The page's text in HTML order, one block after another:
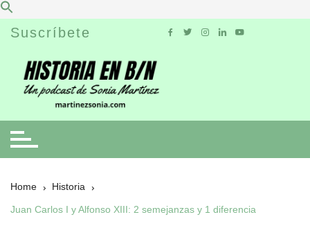
Skip
content
Suscríbete
Home Historia
Juan Carlos I y Alfonso XIII: 2 semejanzas y 1 diferencia